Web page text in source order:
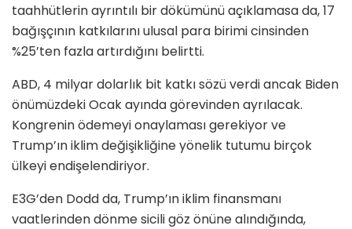
taahhütlerin ayrıntılı bir dökümünü açıklamasa da, 17
bağışçının katkılarını ulusal para birimi cinsinden
%25’ten fazla artırdığını belirtti.
ABD, 4 milyar dolarlık bit katkı sözü verdi ancak Biden
önümüzdeki Ocak ayında görevinden ayrılacak.
Kongrenin ödemeyi onaylaması gerekiyor ve
Trump’ın iklim değişikliğine yönelik tutumu birçok
ülkeyi endişelendiriyor.
E3G’den Dodd da, Trump’ın iklim finansmanı
vaatlerinden dönme sicili göz önüne alındığında,